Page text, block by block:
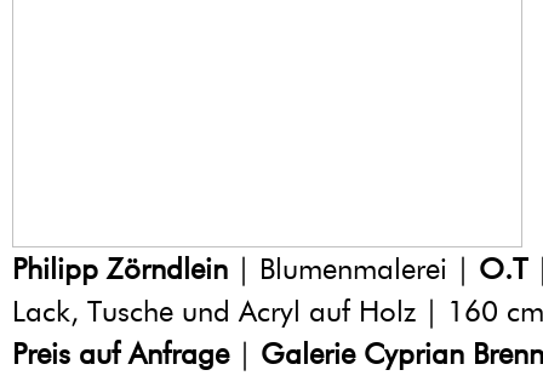
Philipp Zörndlein | Blumenmalerei | O.T|
Lack, Tusche und Acryl auf Holz | 160
Preis auf Anfrage| Galerie Cyprian